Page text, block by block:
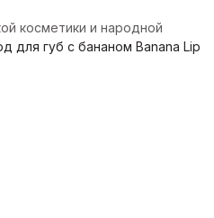
косметики и народной
для губ с бананом Banana Lip